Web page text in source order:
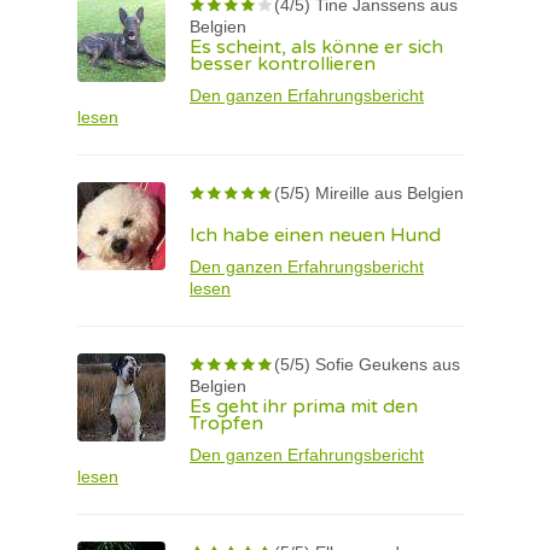
(4/5) Tine Janssens aus
Belgien
Es scheint, als könne er sich
besser kontrollieren
Den ganzen Erfahrungsbericht
lesen
(5/5) Mireille aus Belgien
Ich habe einen neuen Hund
Den ganzen Erfahrungsbericht
lesen
(5/5) Sofie Geukens aus
Belgien
Es geht ihr prima mit den
Tropfen
Den ganzen Erfahrungsbericht
lesen